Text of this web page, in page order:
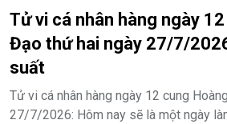
Tử vi cá nhân hàng ngày
Đạo thứ hai ngày 27/7/
suất
Tử vi cá nhân hàng ngày 12 cung
27/7/2026: Hôm nay sẽ là một ngày